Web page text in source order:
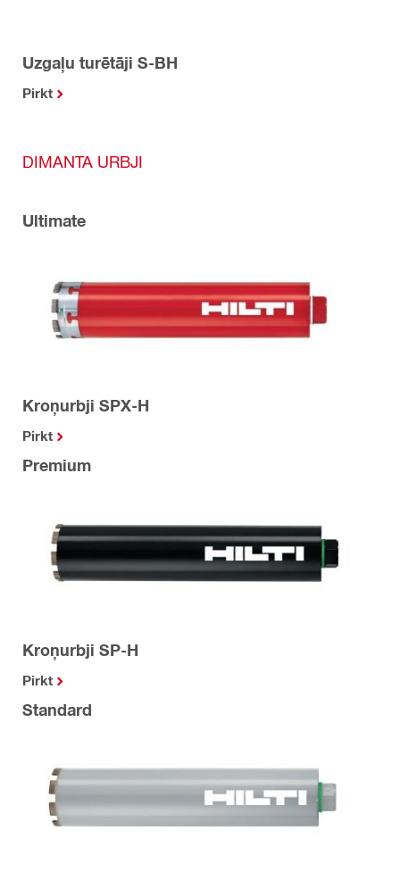
Uzgaļu turētāji S-BH
Pirkt
DIMANTA URBJI
Ultimate
Kroņurbji SPX-H
Pirkt
Premium
Kroņurbji SP-H
Pirkt
Standard